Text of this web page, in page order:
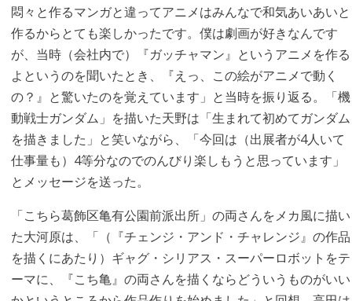
悶々と作るマンガと違ってアニメはみんなで和気あいあいと
作るからとても楽しかったです。僕は劇画が好きなんです
が、当時（会社内で）『ガッチャマン』というアニメを作る
よというのを聞いたとき、『えっ、この絵がアニメで動く
の？』と驚いたのを覚えています」と当時を振り返る。「機
動戦士ガンダム」を描いた天野は「生まれて初めてガンダム
を描きました」と笑いながら、「今回は（出展者が4人いて
仕事量も）4等分なのでのんびり楽しもうと思っています」
とメッセージを送った。
「こちら葛飾区亀有公園前派出所」の両さんをメカ風に描い
た大河原は、「（『チェンジ・アンド・チャレンジ』の作品
を描くにあたり）ギャグ・シリアス・スーパーロボットをテ
ーマに、『こち亀』の両さんを描くならどういうものがいい